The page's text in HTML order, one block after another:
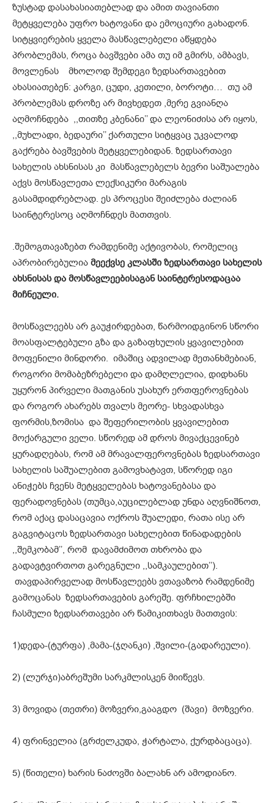
ზუსტად დასახასიათებლად და ამით თავიანთი
მეტყველება უფრო ხატოვანი და ემოციური გახადონ.
სიტყვიერების ყველა მასწავლებელი აწყდება
პრობლემას, როცა ბავშვები ამა თუ იმ გმირს, ამბავს,
მოვლენას მხოლოდ შემდეგი ზედსართავებით
ახასიათებენ: კარგი, ცუდი, კეთილი, ბოროტი… თუ ამ
პრობლემას დროზე არ მივხედეთ ,მერე გვიანღა
აღმოჩნდება ,,თითზე კბენანი’’ და ლეონიძისა არ იყოს,
,,მუხლადი, ბედაური’’ ქართული სიტყვაც უკვალოდ
გაქრება ბავშვების მეტყველებიდან. ზედსართავი
სახელის ახსნისას კი მასწავლებელს ბევრი საშუალება
აქვს მოსწავლეთა ლექსიკური მარაგის
გასამდიდრებლად. ეს პროცესი შეიძლება ძალიან
საინტერესოც აღმოჩნდეს მათთვის.
.შემოგთავაზებთ რამდენიმე აქტივობას, რომელიც
აპრობირებულია მეექვსე კლასში ზედსართავი სახელის
ახსნისას და მოსწავლეებისაგან საინტერესოდაცაა
მიჩნეული.
მოსწავლეებს არ გაუჭირდებათ, წარმოიდგინონ სწორი
მოასფალტებული გზა და გაზაფხულის ყვავილებით
მოფენილი მინდორი. იმაშიც ადვილად მეთანხმებიან,
როგორი მომაბეზრებელი და დამღლელია, დიდხანს
უყურონ პირველი მათგანის უსახურ ერთფეროვნებას
და როგორ ახარებს თვალს მეორე- სხვადასხვა
ფორმის,ზომისა და შეფერილობის ყვავილებით
მოქარგული ველი. სწორედ ამ დროს მივაქცევინებ
ყურადღებას, რომ ამ მრავალფეროვნებას ზედსართავი
სახელის საშუალებით გამოვხატავთ, სწორედ იგი
ანიჭებს ჩვენს მეტყველებას ხატოვანებასა და
ფერადოვნებას (თუმცა,აუცილებლად უნდა აღვნიშნოთ,
რომ აქაც დასაცავია ოქროს შუალედი, რათა ისე არ
გაგვიტაცოს ზედსართავი სახელებით წინადადების
,,შემკობამ’’, რომ დავამძიმოთ თხრობა და
გადავტვირთოთ გარეგნული ,,სამკაულებით’’).
თავდაპირველად მოსწავლეებს ვთავაზობ რამდენიმე
გამოცანას ზედსართავების გარეშე. ფრჩხილებში
ჩასმული ზედსართავები არ წამიკითხავს მათთვის:
1)დედა-(ტურფა) ,მამა-(ჯღანკი) ,შვილი-(გადარეული).
2) (ლურჯი)აბრეშუმი სარკმლისკენ მიიწევს.
3) მოვიდა (თეთრი) მოზვერი,გააგდო (შავი) მოზვერი.
4) ფრინველია (გრძელკუდა, ჭარტალა, ქურდბაცაცა).
5) (წითელი) ხარის ნაძოვში ბალახნ არ ამოდიანო.